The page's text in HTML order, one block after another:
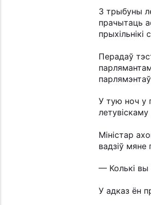
З трыбуны
прачытаць
Перадаў
У тую ноч у
Міністар
вадзіў мяне
— Колькі вы
У адказ ён